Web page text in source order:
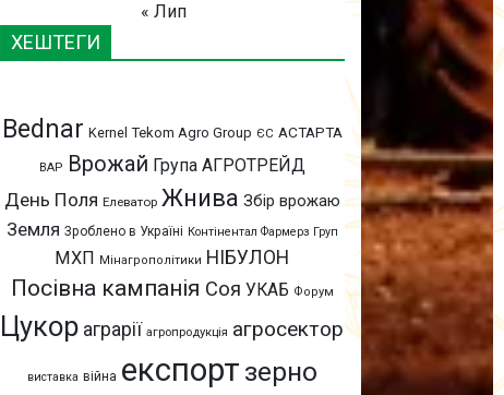
« Лип
ХЕШТЕГИ
Bednar Kernel Tekom Agro Group ЄС АСТАРТА
ВАР Врожай Група АГРОТРЕЙД
День Поля Елеватор Жнива Збір врожаю
Земля Зроблено в Україні Контінентал Фармерз Груп
МХП Мінагрополітики НІБУЛОН
Посівна кампанія Соя УКАБ Форум
Цукор аграрії агропродукція агросектор
виставка війна експорт зерно